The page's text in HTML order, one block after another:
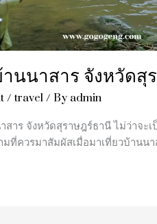
นนาสาร จังหวัดสุ
/ travel/ By admin
สาร จังหวัดสุราษฎร์ธานี ไม่ว่าจะ
มที่ควรมาสัมผัสเมื่อมาเที่ยวบ้านน